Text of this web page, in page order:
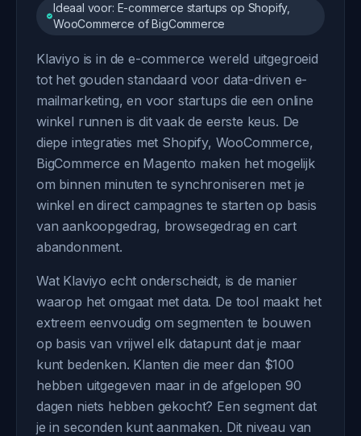
Ideaal voor: E-commerce startups op Shopify,
WooCommerce of BigCommerce
Klaviyo is in de e-commerce wereld uitgegroeid
tot het gouden standaard voor data-driven e-
mailmarketing, en voor startups die een online
winkel runnen is dit vaak de eerste keus. De
diepe integraties met Shopify, WooCommerce,
BigCommerce en Magento maken het mogelijk
om binnen minuten te synchroniseren met je
winkel en direct campagnes te starten op basis
van aankoopgedrag, browsegedrag en cart
abandonment.
Wat Klaviyo echt onderscheidt, is de manier
waarop het omgaat met data. De tool maakt het
extreem eenvoudig om segmenten te bouwen
op basis van vrijwel elk datapunt dat je maar
kunt bedenken. Klanten die meer dan $100
hebben uitgegeven maar in de afgelopen 90
dagen niets hebben gekocht? Een segment dat
je in seconden kunt aanmaken. Dit niveau van